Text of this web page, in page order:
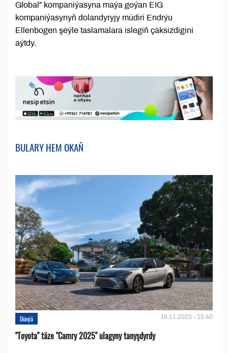
Global” kompaniýasyna maýa goýan EIG
kompaniýasynyň dolandyryjy müdiri Endrýu
Ellenbogen şeýle taslamalara islegiň çäksizdigini
aýtdy.
BULARY HEM OKAŇ
Dünýä 16.11.2023 - 15:40
''Toyota" täze "Camry 2025" ulagyny tanyşdyrdy